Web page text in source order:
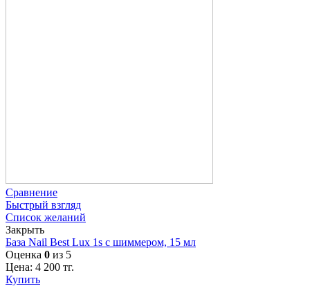
Сравнение
Быстрый взгляд
Список желаний
Закрыть
База Nail Best Lux 1s с шиммером, 15 мл
Оценка 0 из 5
Цена: 4 200 тг.
Купить